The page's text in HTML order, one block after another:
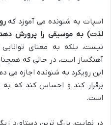
اسپات به شنونده می آموزد که
لذت) به موسیقی را پرورش
نیست، بلکه به معنای
آهنگساز است، در حالی که
این رویکرد به شنونده اجازه می
برقرار کند و احساس کند که
است.
در نهایت، بزرگ ترین دستاورد